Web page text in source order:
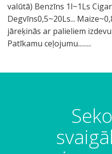
valūtā) Benzīns 1l~1Ls
Degvīns0,5~20Ls...
jāreķinās ar palieliem
Patīkamu ceļojumu.........